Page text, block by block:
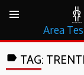
label TAG: